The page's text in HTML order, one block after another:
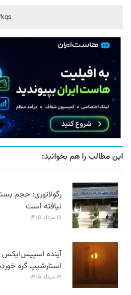
این مطالب را هم بخوانید:
رگولاتوری: حجم
نیافته است
۱۵ مرداد ۱۴۰۵
آینده
استارشیپ گره
۱۴ مرداد ۱۴۰۵